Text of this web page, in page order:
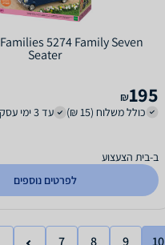
5274 Family Seven
Seater
195
₪
כולל משלוח (15 ₪)
עד 3 ימי עסקים
ב-בית הצעצוע
לפרטים נוספים
7 8 9 10